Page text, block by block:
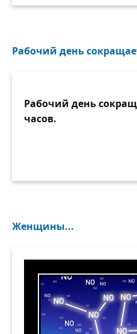
с описаньем утрат
Не жилец этих мест,
ты кричишь о себе
никого не узнал,
слава Богу, зима.
Я иду, тороплюсь,
Слава Богу, что я на
остался.
Поздравляю себя!
Рабочий день
Рабочий день
часов.
Женщины...